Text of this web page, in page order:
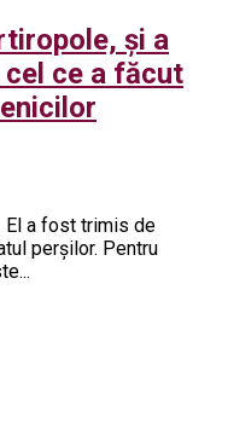
şi a
ce a făcut
El a fost trimis de
perşilor. Pentru